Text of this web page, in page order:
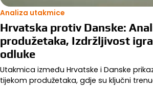
Analiza utakmice
Hrvatska protiv Danske:
produžetaka, Izdržljivost
odluke
Utakmica između Hrvatske i Danske
tijekom produžetaka, gdje su ključni